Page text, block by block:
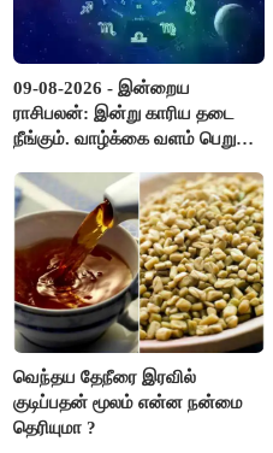
09-08-2026 - இன்றைய
ராசிபலன்: இன்று காரிய தடை
நீங்கும். வாழ்க்கை வளம் பெறும்.
எடைபோடுவது நல்லது..!
வெந்தய தேநீரை இரவில்
குடிப்பதன் மூலம் என்ன நன்மை
தெரியுமா ?